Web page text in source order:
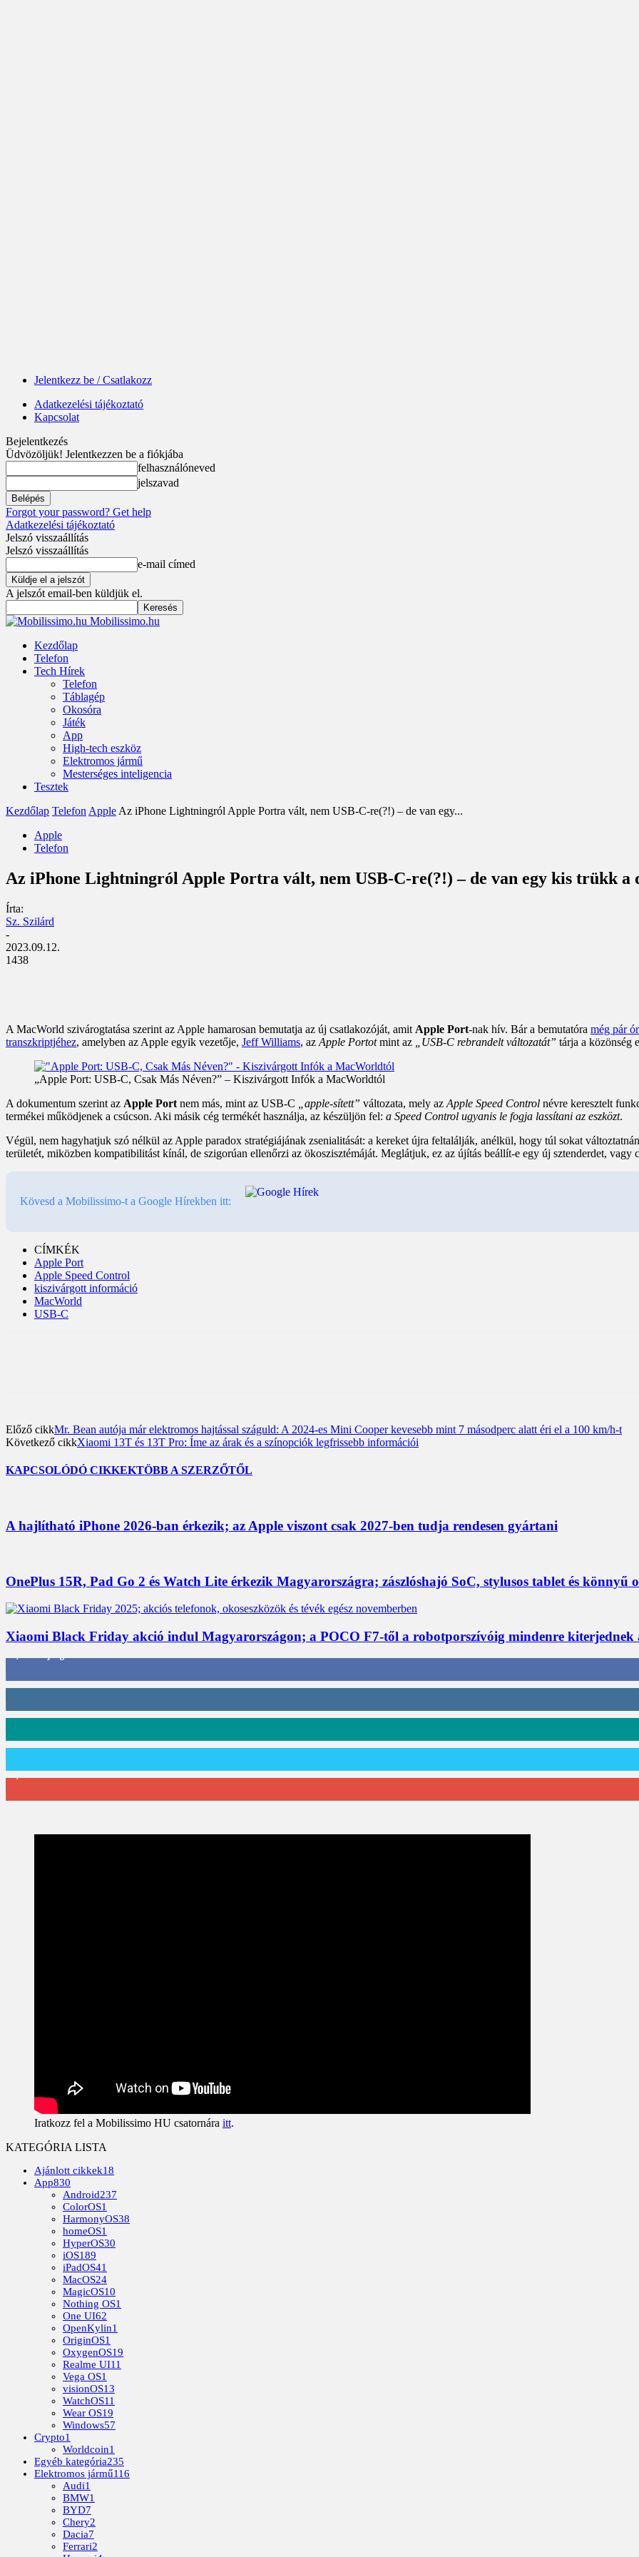
Jelentkezz be / Csatlakozz
Adatkezelési tájékoztató
Kapcsolat
Bejelentkezés
Üdvözöljük! Jelentkezzen be a fiókjába
felhasználóneved
jelszavad
Forgot your password? Get help
Adatkezelési tájékoztató
Jelszó visszaállítás
Jelszó visszaállítás
e-mail címed
A jelszót email-ben küldjük el.
Mobilissimo.hu
Kezdőlap
Telefon
Tech Hírek
Telefon
Táblagép
Okosóra
Játék
App
High-tech eszköz
Elektromos jármű
Mesterséges inteligencia
Tesztek
Kezdőlap Telefon Apple Az iPhone Lightningról Apple Portra vált, nem USB-C-re(?!) – de van egy...
Apple
Telefon
Az iPhone Lightningról Apple Portra vált, nem USB-C-re(?!) – de van egy kis trükk a
Írta:
Sz. Szilárd
-
2023.09.12.
1438
A MacWorld szivárogtatása szerint az Apple hamarosan bemutatja az új csatlakozóját, amit Apple Port-nak hív. Bár a bemutatóra még pár
transzkriptjéhez, amelyben az Apple egyik vezetője, Jeff Williams, az Apple Portotmint az „USB-C rebrandelt változatát” tárja a közönség
„Apple Port: USB-C, Csak Más Néven?” – Kiszivárgott Infók a MacWorldtól
A dokumentum szerint az Apple Port nem más, mint az USB-C „apple-sített” változata, mely az Apple Speed Control névre keresztelt
termékei működjenek a csúcson. Aki másik cég termékét használja, az készüljön fel: a Speed Control ugyanis le fogja lassítani az eszközt.
Végül, nem hagyhatjuk szó nélkül az Apple paradox stratégiájának zsenialitását: a kereket újra feltalálják, anélkül, hogy túl sokat
területét, miközben kompatibilitást kínál, de szigorúan ellenőrzi az ökoszisztémáját. Meglátjuk, ez az újítás beállít-e egy új sztenderdet, vagy
Kövesd a Mobilissimo-t a Google Hírekben itt:
CÍMKÉK
Apple Port
Apple Speed Control
kiszivárgott információ
MacWorld
USB-C
Előző cikkMr. Bean autója már elektromos hajtással száguld: A 2024-es Mini Cooper kevesebb mint 7 másodperc alatt éri el a 100 km/h-t
Következő cikkXiaomi 13T és 13T Pro: Íme az árak és a színopciók legfrissebb információi
KAPCSOLÓDÓ CIKKEKTÖBB A SZERZŐTŐL
A hajlítható iPhone 2026-ban érkezik; az Apple viszont csak 2027-ben tudja rendesen gyártani
OnePlus 15R, Pad Go 2 és Watch Lite érkezik Magyarországra; zászlóshajó SoC, stylusos tablet és könnyű
Xiaomi Black Friday akció indul Magyarországon; a POCO F7-től a robotporszívóig mindenre kiterjednek
412 Követő
59 Követő
101 Követő
2,589 Feliratkozó
Iratkozz fel a Mobilissimo HU csatornára itt.
KATEGÓRIA LISTA
Ajánlott cikkek18
App830
Android237
ColorOS1
HarmonyOS38
homeOS1
HyperOS30
iOS189
iPadOS41
MacOS24
MagicOS10
Nothing OS1
One UI62
OpenKylin1
OriginOS1
OxygenOS19
Realme UI11
Vega OS1
visionOS13
WatchOS11
Wear OS19
Windows57
Crypto1
Worldcoin1
Egyéb kategória235
Elektromos jármű116
Audi1
BMW1
BYD7
Chery2
Dacia7
Ferrari2